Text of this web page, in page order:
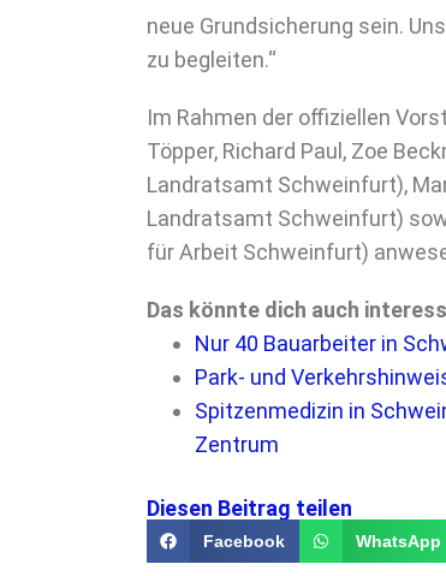
neue Grundsicherung sein.
zu begleiten.“
Im Rahmen der offiziellen
Töpper, Richard Paul, Zoe
Landratsamt Schweinfurt),
Landratsamt Schweinfurt)
für Arbeit Schweinfurt)
Das könnte dich auch
Nur 40 Bauarbeiter in
Park- und
Spitzenmedizin in
Zentrum
Diesen Beitrag teilen
Facebook WhatsApp